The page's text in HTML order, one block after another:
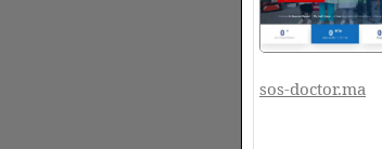
sos-doctor.ma